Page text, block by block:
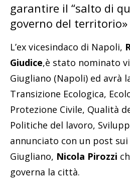
garantire il “salto di
governo del territorio»
L’ex vicesindaco di Napoli,
Giudice,è stato nominato
Giugliano (Napoli) ed avrà
Transizione Ecologica,
Protezione Civile, Qualità
Politiche del lavoro,
annunciato con un post
Giugliano, Nicola Pirozzi
governa la città.